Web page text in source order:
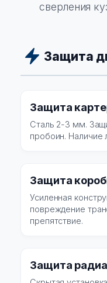
сверления
Защита
Защита
Сталь 2-3 мм.
пробоин. Наличие
Защита
Усиленная
повреждение
препятствие.
Защита